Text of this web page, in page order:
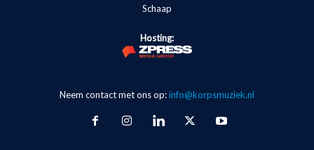
Schaap
Hosting:
Neem contact met ons op:info@korpsmuziek.nl